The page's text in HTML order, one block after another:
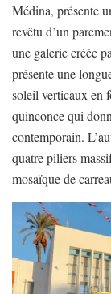
Médina, présente
revêtu d’un
une galerie créée
présente une
soleil verticaux en
quinconce qui
contemporain.
quatre piliers
mosaïque de